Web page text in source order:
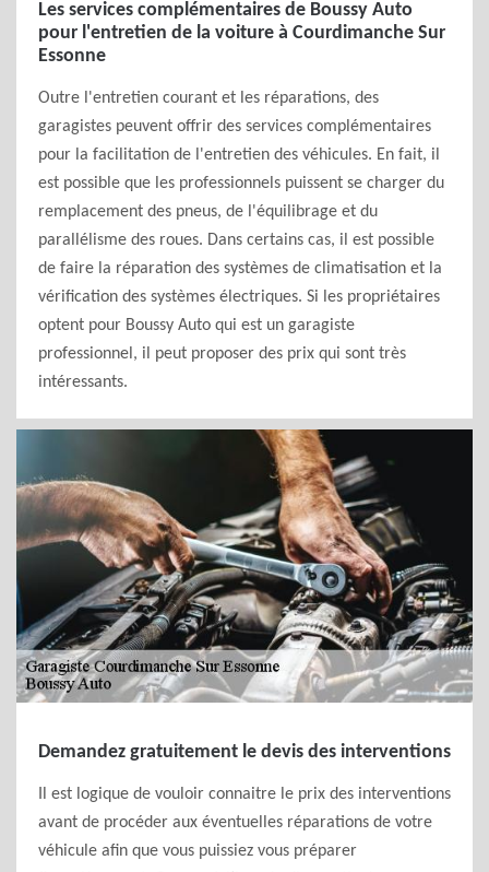
Les services complémentaires de Boussy Auto
pour l'entretien de la voiture à Courdimanche Sur
Essonne
Outre l'entretien courant et les réparations, des
garagistes peuvent offrir des services complémentaires
pour la facilitation de l'entretien des véhicules. En fait, il
est possible que les professionnels puissent se charger du
remplacement des pneus, de l'équilibrage et du
parallélisme des roues. Dans certains cas, il est possible
de faire la réparation des systèmes de climatisation et la
vérification des systèmes électriques. Si les propriétaires
optent pour Boussy Auto qui est un garagiste
professionnel, il peut proposer des prix qui sont très
intéressants.
Demandez gratuitement le devis des interventions
Il est logique de vouloir connaitre le prix des interventions
avant de procéder aux éventuelles réparations de votre
véhicule afin que vous puissiez vous préparer